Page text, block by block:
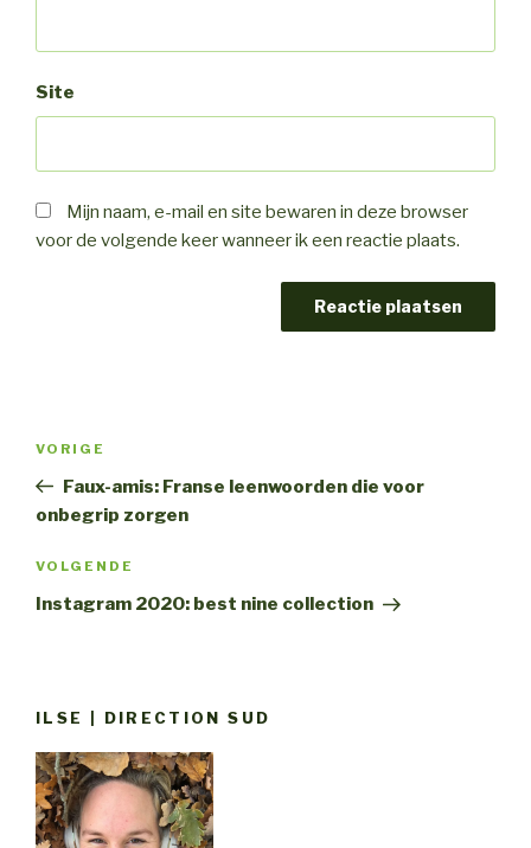
Site
Mijn naam, e-mail en site bewaren in deze browser
voor de volgende keer wanneer ik een reactie plaats.
Vorig
bericht
VORIGE
Faux-amis: Franse leenwoorden die voor
onbegrip zorgen
Volgend
bericht
VOLGENDE
Instagram 2020: best nine collection
ILSE | DIRECTION SUD